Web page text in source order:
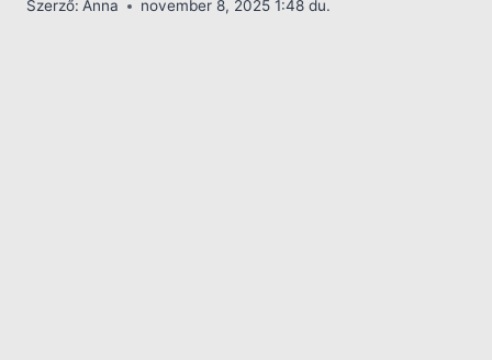
Szerző: Anna november 8, 2025 1:48 du.